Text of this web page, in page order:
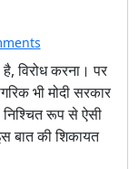
o
अ
च्छे
दि
न
है, विरोध करना। पर
भी मोदी सरकार
रूप से ऐसी
बात की शिकायत